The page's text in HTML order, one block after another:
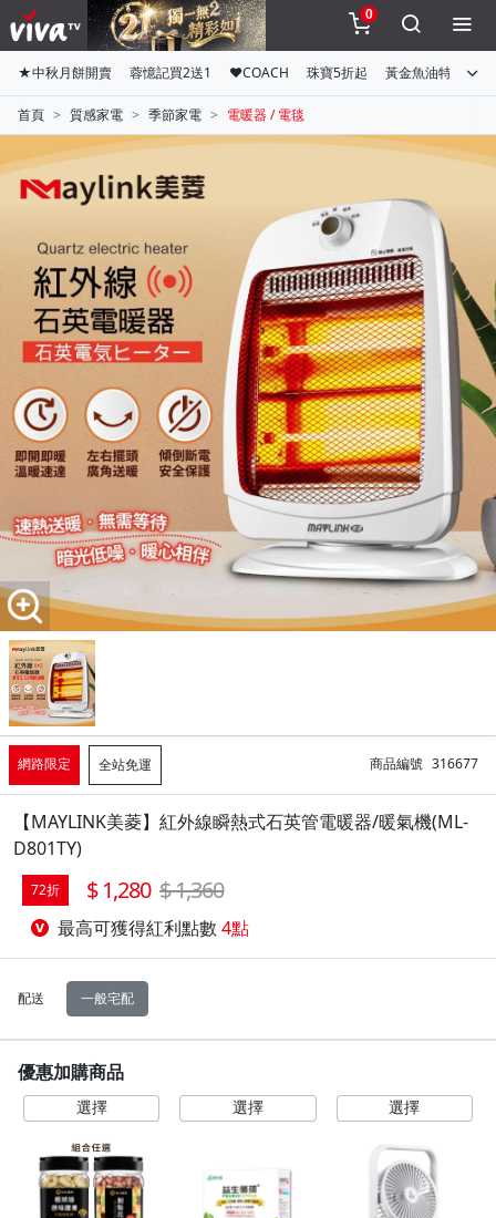
0
★中秋月餅開賣 蓉憶記買2送1 ♥COACH 珠寶5折起 黃金魚油特惠組
首頁 質感家電 季節家電 電暖器 / 電毯
網路限定 全站免運 商品編號 316677
【MAYLINK美菱】紅外線瞬熱式石英管電暖器/暖氣機(ML-
D801TY)
72折 1,280 1,360
最高可獲得紅利點數 4點
配送 一般宅配
優惠加購商品